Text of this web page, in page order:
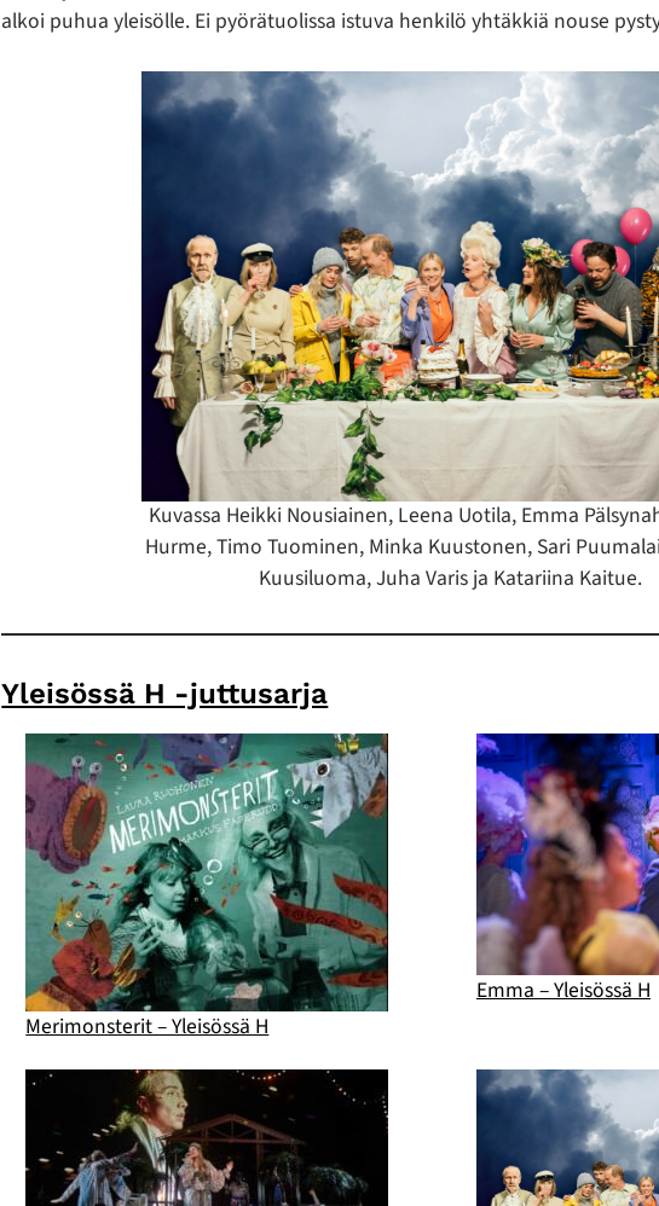
alkoi puhua yleisölle. Ei pyörätuolissa istuva henkilö yhtäkkiä nouse
Kuvassa Heikki Nousiainen, Leena Uotila, Emma
Hurme, Timo Tuominen, Minka Kuustonen, Sari
Kuusiluoma, Juha Varis ja Katariina Kaitue.
Yleisössä H -juttusarja
Merimonsterit – Yleisössä H
Emma – Yleisössä H